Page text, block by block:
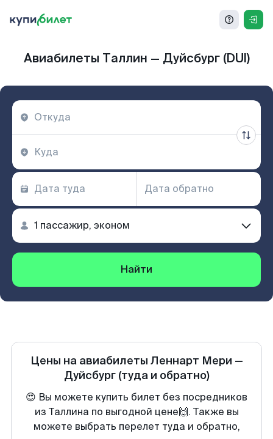
Авиабилеты Таллин — Дуйсбург (DUI)
Найти
Цены на авиабилеты Леннарт Мери —
Дуйсбург (туда и обратно)
😍 Вы можете купить билет без посредников
из Таллина по выгодной цене🙌. Также вы
можете выбрать перелет туда и обратно,